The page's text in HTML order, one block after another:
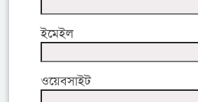
ইমেইল
ওয়েবসাইট